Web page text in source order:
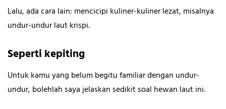
Lalu, ada cara lain: mencicipi kuliner-kuliner lezat, misalnya
undur-undur laut krispi.
Seperti kepiting
Untuk kamu yang belum begitu familiar dengan undur-
undur, bolehlah saya jelaskan sedikit soal hewan laut ini.